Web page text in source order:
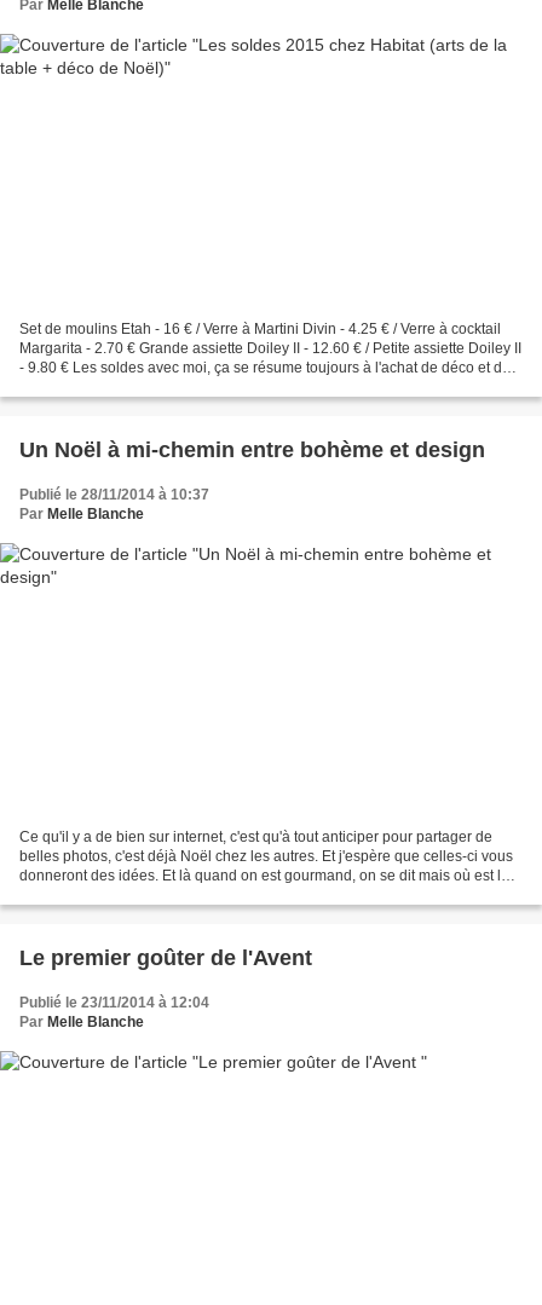
Par Melle Blanche
Set de moulins Etah - 16 € / Verre à Martini Divin - 4.25 € / Verre à cocktail
Margarita - 2.70 € Grande assiette Doiley II - 12.60 € / Petite assiette Doiley II
- 9.80 € Les soldes avec moi, ça se résume toujours à l'achat de déco et de
Un Noël à mi-chemin entre bohème et design
Publié le 28/11/2014 à 10:37
Par Melle Blanche
Ce qu'il y a de bien sur internet, c'est qu'à tout anticiper pour partager de
belles photos, c'est déjà Noël chez les autres. Et j'espère que celles-ci vous
donneront des idées. Et là quand on est gourmand, on se dit mais où est la
Le premier goûter de l'Avent
Publié le 23/11/2014 à 12:04
Par Melle Blanche